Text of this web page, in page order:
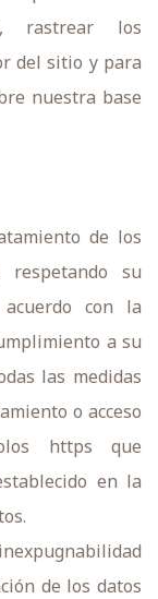
rastrear los
del sitio y para
nuestra base
de los
su
con la
a su
las medidas
o acceso
https que
en la
de los datos